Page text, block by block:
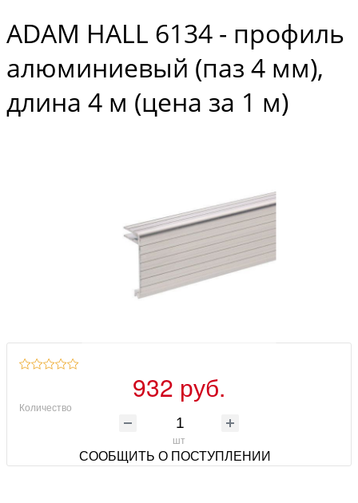
ADAM HALL 6134 - профиль
алюминиевый (паз 4 мм),
длина 4 м (цена за 1 м)
932 руб.
Количество
шт
СООБЩИТЬ О ПОСТУПЛЕНИИ